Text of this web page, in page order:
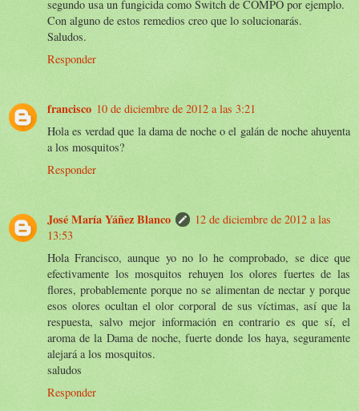
segundo usa un fungicida como Switch de COMPO por ejemplo.
Con alguno de estos remedios creo que lo solucionarás.
Saludos.
Responder
francisco 10 de diciembre de 2012 a las 3:21
Hola es verdad que la dama de noche o el galán de noche ahuyenta
a los mosquitos?
Responder
José María Yáñez Blanco
12 de diciembre de 2012 a las
13:53
Hola Francisco, aunque yo no lo he comprobado, se dice que
efectivamente los mosquitos rehuyen los olores fuertes de las
flores, probablemente porque no se alimentan de nectar y porque
esos olores ocultan el olor corporal de sus víctimas, así que la
respuesta, salvo mejor información en contrario es que sí, el
aroma de la Dama de noche, fuerte donde los haya, seguramente
alejará a los mosquitos.
saludos
Responder